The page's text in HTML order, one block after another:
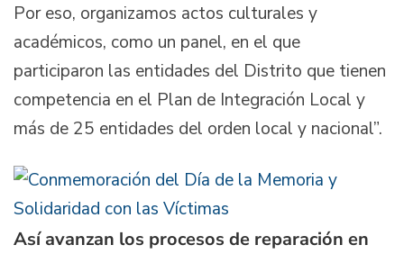
Por eso, organizamos actos culturales y
académicos, como un panel, en el que
participaron las entidades del Distrito que tienen
competencia en el Plan de Integración Local y
más de 25 entidades del orden local y nacional”.
Así avanzan los procesos de reparación en